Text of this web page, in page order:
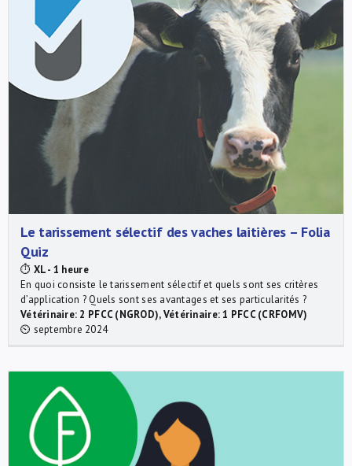
Le tarissement sélectif des vaches laitières – Folia
Quiz
⏱ XL - 1 heure
En quoi consiste le tarissement sélectif et quels sont ses critères
d’application ? Quels sont ses avantages et ses particularités ?
Vétérinaire: 2 PFCC (NGROD), Vétérinaire: 1 PFCC (CRFOMV)
⏲ septembre 2024